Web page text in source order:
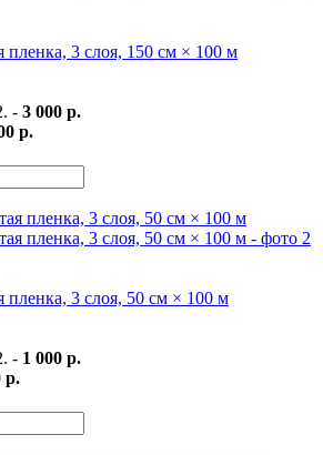
пленка, 3 слоя, 150 см × 100 м
- 3 000 р.
р.
пленка, 3 слоя, 50 см × 100 м
- 1 000 р.
р.